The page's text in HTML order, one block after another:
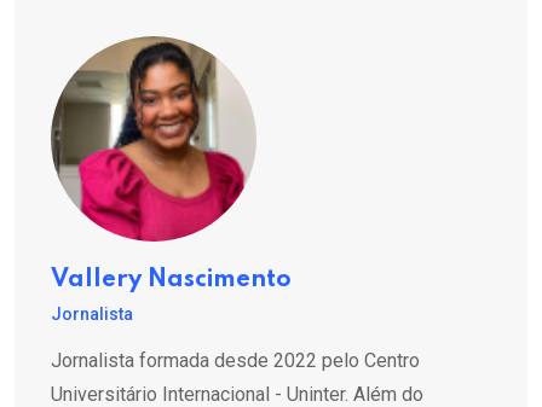
Vallery Nascimento
Jornalista
Jornalista formada desde 2022 pelo Centro
Universitário Internacional - Uninter. Além do